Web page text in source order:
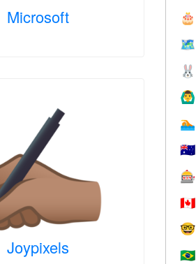
Microsoft
Joypixels
🎂
🗺️
🐰
🙆‍♂️
🏊
🇦🇺
🎰
🇨🇦
🤓
🇧🇷